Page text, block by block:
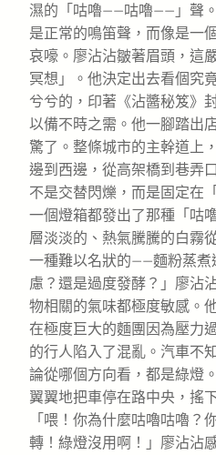
濕的「咕嚕——咕嚕——」聲
是正常的鳴笛聲，而像是一
哀嚎。廖沾沾皺著眉頭，這
冥想」。他決定出去看個究
兮兮的，印著《沾醬秘笈》
以備不時之需。他一腳踏出
驚了。整條城市的主幹道上
邊到西邊，從高架橋到巷弄
不是交替閃爍，而是固定在
一個燈箱都發出了那種「咕
層淡淡的、熱氣騰騰的白霧
一種難以名狀的——麵粉蒸煮
慮？還是過度發酵？」廖沾
物相關的氣味都極度敏感。
在極度巨大的麵團因為壓力
的行人陷入了混亂。汽車不
論從哪個方向看，都是綠燈
翼翼地把車停在路中央，搖
「喂！你為什麼咕嚕咕嚕？
轉！綠燈沒用啊！」廖沾沾